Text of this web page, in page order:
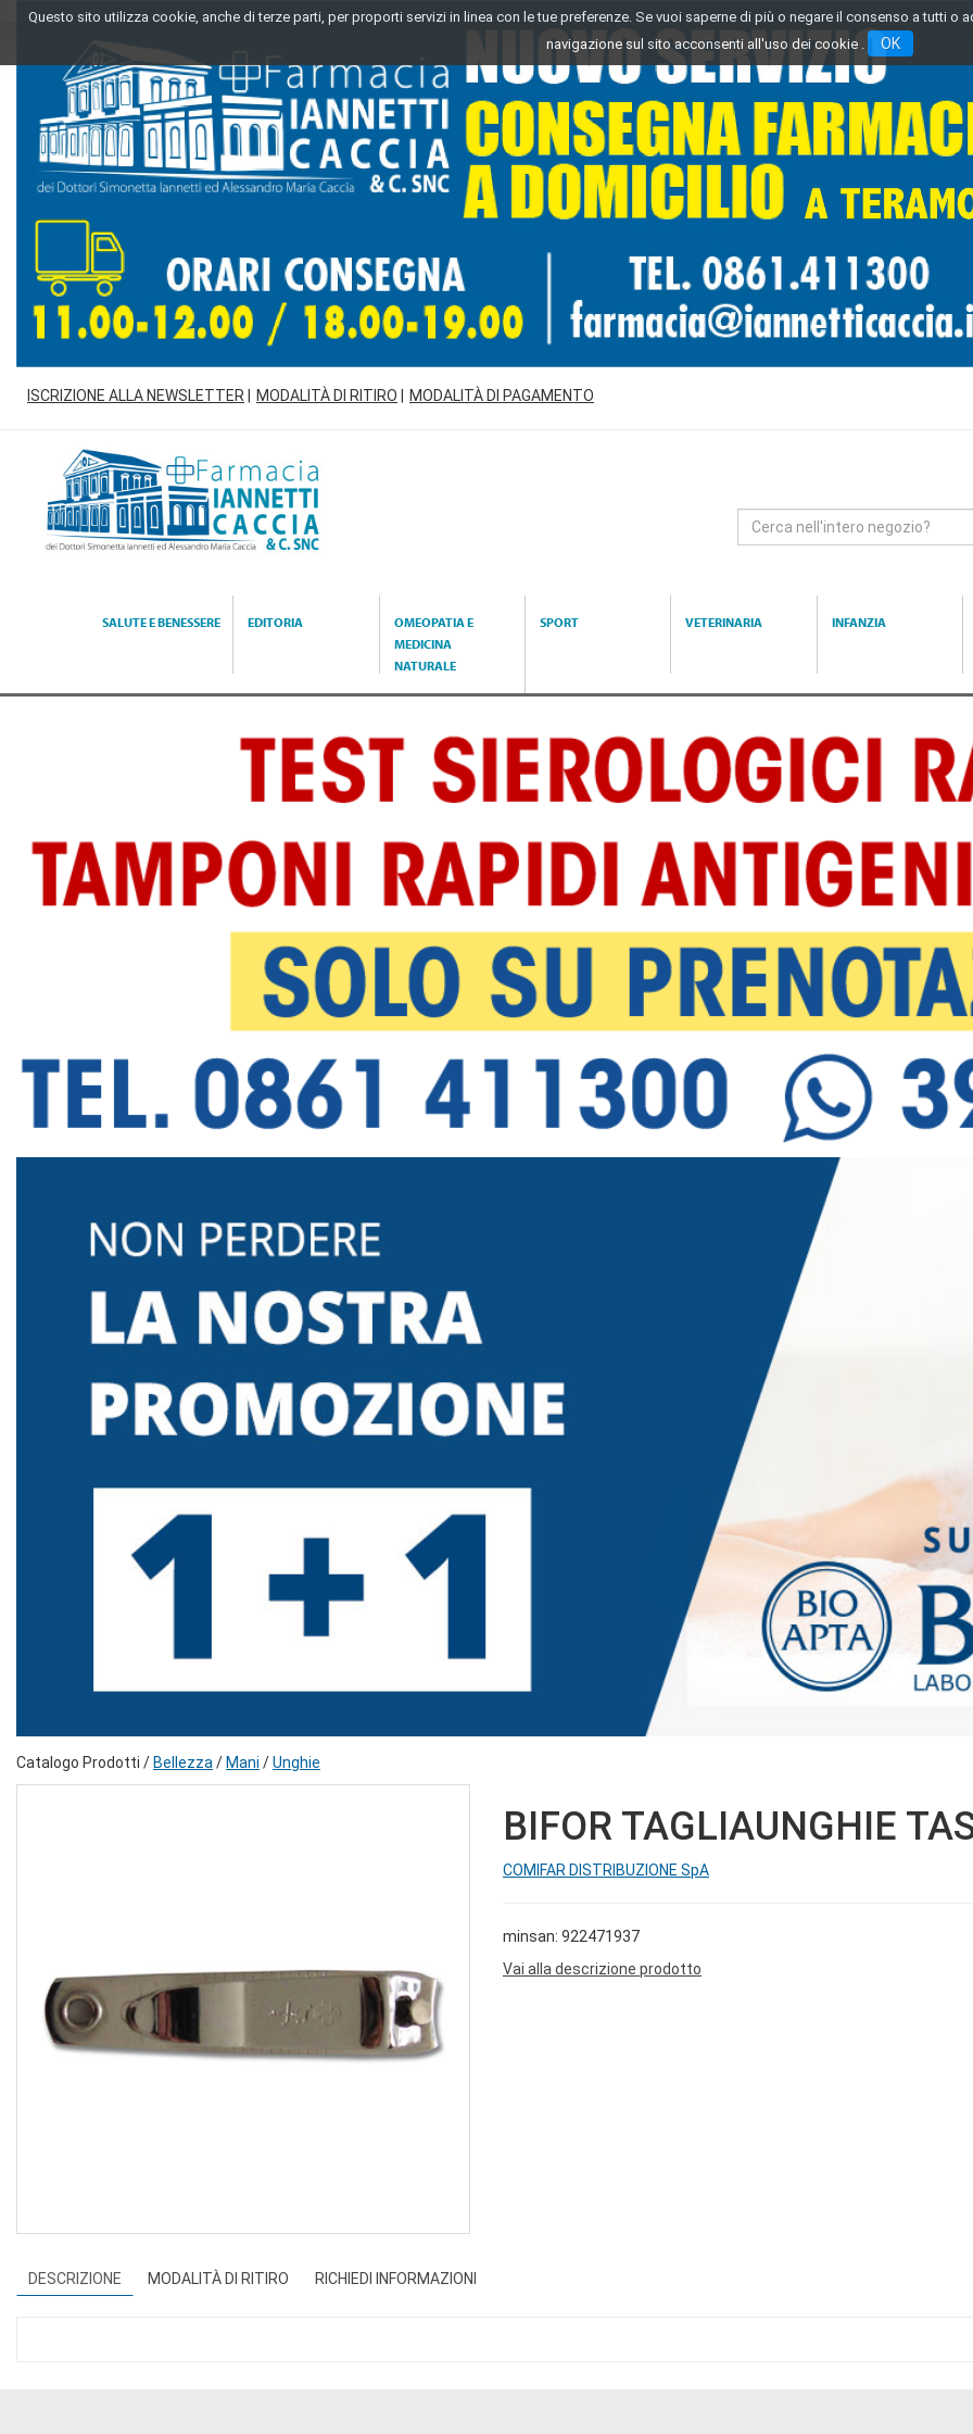
Passa
principale
Questo sito utilizza cookie, anche di terze parti, per proporti servizi in linea con le tue preferenze. Se vuoi saperne di più o negare il consenso a tutti o
navigazione sul sito acconsenti all'uso dei cookie .
OK
ISCRIZIONE ALLA NEWSLETTER MODALITÀ DI RITIRO MODALITÀ DI PAGAMENTO
Farmacia
Iannetti
Cerca
SALUTE E BENESSERE EDITORIA
OMEOPATIA E
MEDICINA
NATURALE
SPORT VETERINARIA INFANZIA
Catalogo Prodotti / Bellezza / Mani /Unghie
BIFOR TAGLIAUNGHIE
COMIFAR DISTRIBUZIONE SpA
minsan: 922471937
Vai alla descrizione prodotto
DESCRIZIONE MODALITÀ DI RITIRO RICHIEDI INFORMAZIONI